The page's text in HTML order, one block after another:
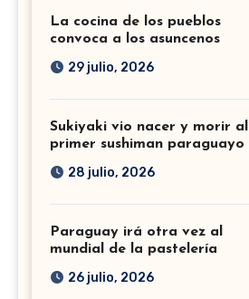
La cocina de los pueblos
convoca a los asuncenos
29 julio, 2026
Sukiyaki vio nacer y morir al
primer sushiman paraguayo
28 julio, 2026
Paraguay irá otra vez al
mundial de la pastelería
26 julio, 2026